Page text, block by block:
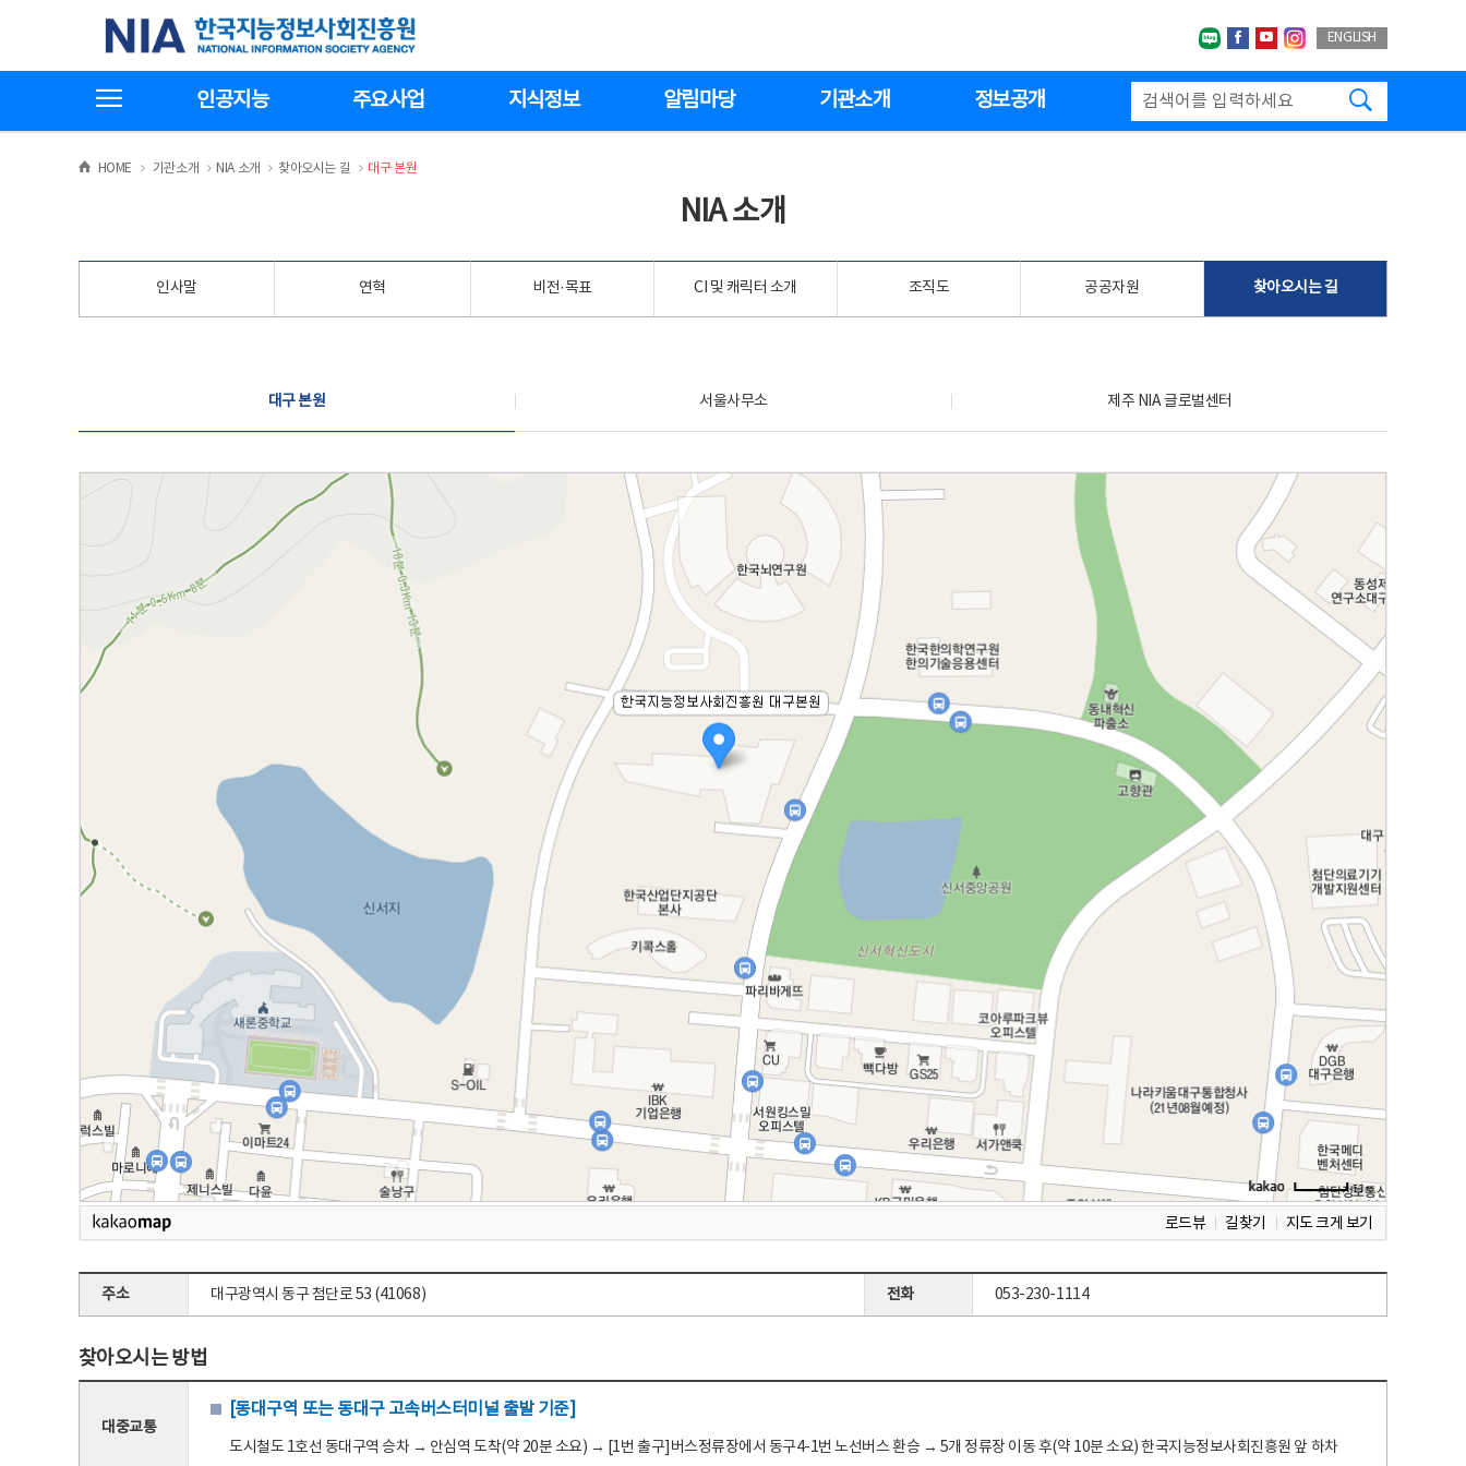
기
한국지능정보사회진흥원
네이버블로그
페이스북
유투브인스타그랩
ENGLISH
인공지능 주요사업 지식정보 알림마당 기관소개 정보공개
HOME >
기관소개 >NIA 소개 >
찾아오시는 길 >
대구 본원
NIA 소개
인사말 연혁 비전·목표 CI 및 캐릭터 소개 조직도 공공자원 찾아오시는 길
대구 본원 서울사무소 제주 NIA 글로벌센터
로드뷰 길찾기 지도 크게 보기
주소 대구광역시 동구 첨단로 53 (41068) 전화 053-230-1114
찾아오시는 방법
대중교통
[동대구역 또는 동대구 고속버스터미널 출발 기준]
도시철도 1호선 동대구역 승차 → 안심역 도착(약 20분 소요) → [1번 출구]버스정류장에서 동구4-1번 노선버스 환승 → 5개 정류장 이동 후(약 10분 소요) 한국지능정보사회진흥원 앞 하차